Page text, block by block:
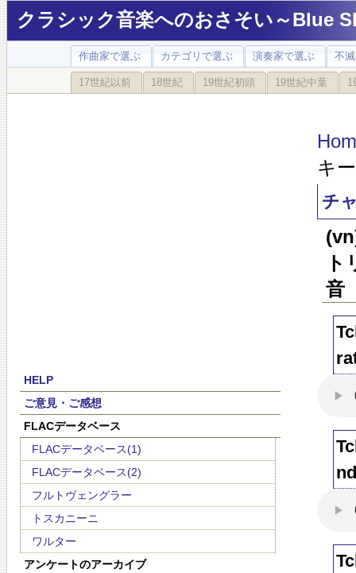
クラシック音楽へのおさそい～Blue
作曲家で選ぶ カテゴリで選ぶ 演奏家で選ぶ 不
17世紀以前 18世紀 19世紀初頭 19世紀中葉
HELP
ご意見・ご感想
FLACデータベース
FLACデータベース(1)
FLACデータベース(2)
フルトヴェングラー
トスカニーニ
ワルター
アンケートのアーカイブ
キ
チ
音